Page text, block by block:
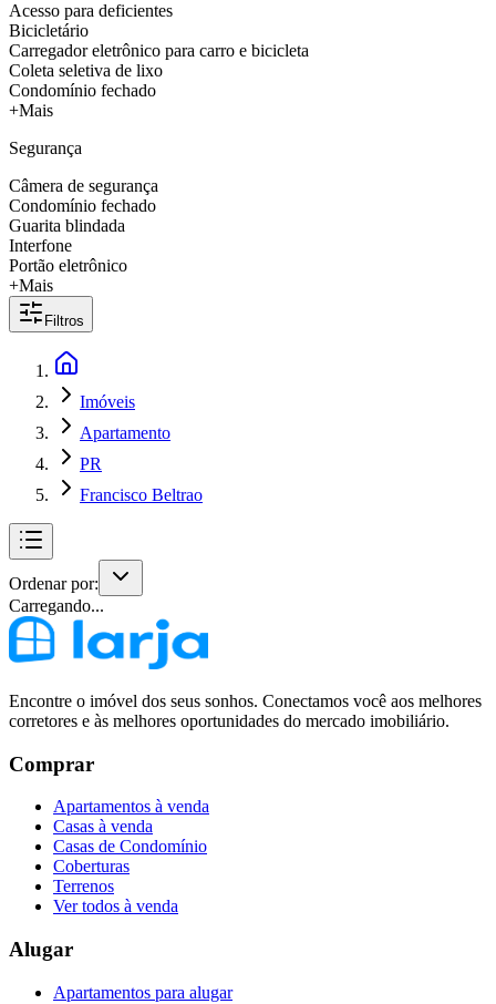
Acesso para deficientes
Bicicletário
Carregador eletrônico para carro e bicicleta
Coleta seletiva de lixo
Condomínio fechado
+Mais
Segurança
Câmera de segurança
Condomínio fechado
Guarita blindada
Interfone
Portão eletrônico
+Mais
Filtros
Imóveis
Apartamento
PR
Francisco Beltrao
Ordenar por:
Carregando...
Encontre o imóvel dos seus sonhos. Conectamos você aos melhores
corretores e às melhores oportunidades do mercado imobiliário.
Comprar
Apartamentos à venda
Casas à venda
Casas de Condomínio
Coberturas
Terrenos
Ver todos à venda
Alugar
Apartamentos para alugar